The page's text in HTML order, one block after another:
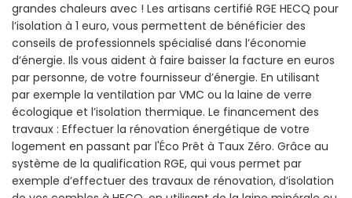
grandes chaleurs avec ! Les artisans certifié RGE HECQ pour
l’isolation à 1 euro, vous permettent de bénéficier des
conseils de professionnels spécialisé dans l’économie
d’énergie. Ils vous aident à faire baisser la facture en euros
par personne, de votre fournisseur d’énergie. En utilisant
par exemple la ventilation par VMC ou la laine de verre
écologique et l’isolation thermique. Le financement des
travaux : Effectuer la rénovation énergétique de votre
logement en passant par l'Éco Prêt à Taux Zéro. Grâce au
système de la qualification RGE, qui vous permet par
exemple d’effectuer des travaux de rénovation, d’isolation